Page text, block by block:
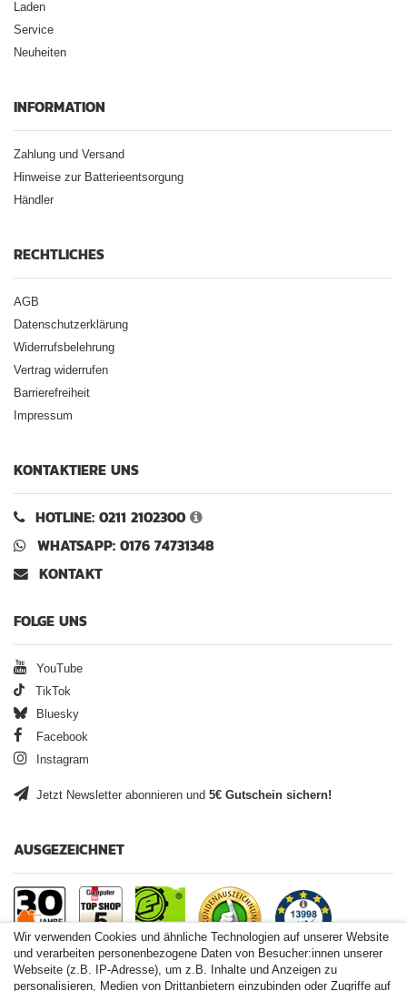
Laden
Service
Neuheiten
INFORMATION
Zahlung und Versand
Hinweise zur Batterieentsorgung
Händler
RECHTLICHES
AGB
Datenschutzerklärung
Widerrufsbelehrung
Vertrag widerrufen
Barrierefreiheit
Impressum
KONTAKTIERE UNS
HOTLINE: 0211 2102300
WHATSAPP: 0176 74731348
KONTAKT
FOLGE UNS
YouTube
TikTok
Bluesky
Facebook
Instagram
Jetzt Newsletter abonnieren und 5€ Gutschein sichern!
AUSGEZEICHNET
Wir verwenden Cookies und ähnliche Technologien auf unserer Website
und verarbeiten personenbezogene Daten von Besucher:innen unserer
Webseite (z.B. IP-Adresse), um z.B. Inhalte und Anzeigen zu
personalisieren, Medien von Drittanbietern einzubinden oder Zugriffe auf